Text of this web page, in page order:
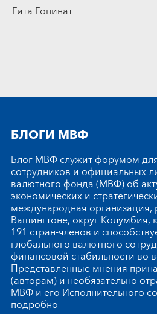
Гита Гопинат
БЛОГИ МВФ
Блог МВФ служит форумом
сотрудников и официальных
валютного фонда (МВФ) об
экономических и
международная организация,
Вашингтоне, округ Колумбия,
191 стран-членов и
глобального валютного
финансовой стабильности во
Представленные мнения
(авторам) и необязательно
МВФ и его Исполнительного
подробно